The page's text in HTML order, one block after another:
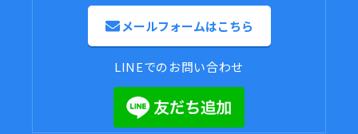
メールフォームはこちら
LINEでのお問い合わせ